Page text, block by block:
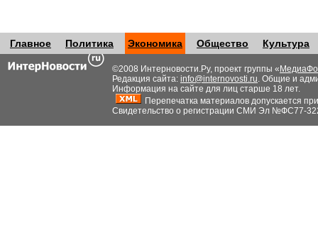
Главное Политика Экономика Общество Культура
©2008 Интерновости.Ру, проект группы «
Редакция сайта: info@internovosti.ru. Общие и
Информация на сайте для лиц старше 18 лет.
Перепечатка материалов допускается
Свидетельство о регистрации СМИ Эл №ФС77-